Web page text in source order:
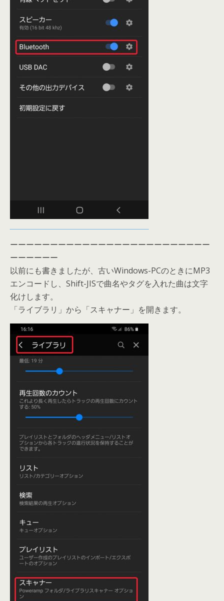
ーーーーーーーーーーーーーーーーーーーーーーーーー
ーーーーーー
以前にも書きましたが、古いWindows-PCのときにMP3
エンコードし、Shift-JISで曲名やタグを入れた曲は文字
化けします。
「ライブラリ」から「スキャナー」を開きます。